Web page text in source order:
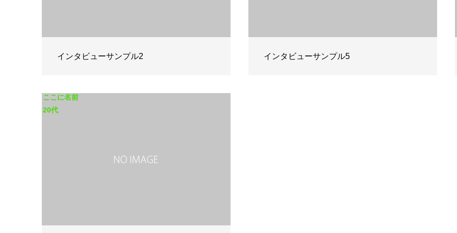
インタビューサンプル2 インタビューサンプル5
ここに名前
20代